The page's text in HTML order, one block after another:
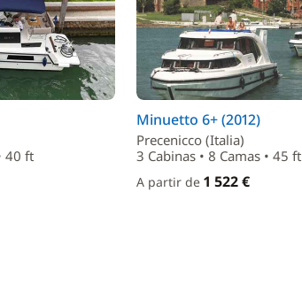
40 ft
Minuetto 6+ (2012)
Precenicco (Italia)
3 Cabinas • 8 Camas • 45 ft
A partir de 1 522 €